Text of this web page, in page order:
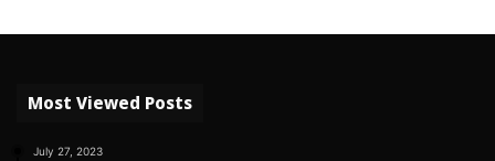
Most Viewed Posts
July 27, 2023